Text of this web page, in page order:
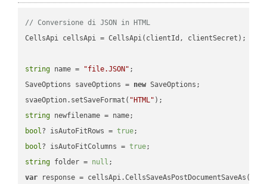
// Conversione di JSON in HTML
CellsApi cellsApi = CellsApi(clientId, clientSecret);
string name = "file.JSON" ;
SaveOptions saveOptions = new SaveOptions;
svaeOption.setSaveFormat( "HTML"
string
bool? isAutoFitRows = true
bool? isAutoFitColumns = true
string folder = null
var response =